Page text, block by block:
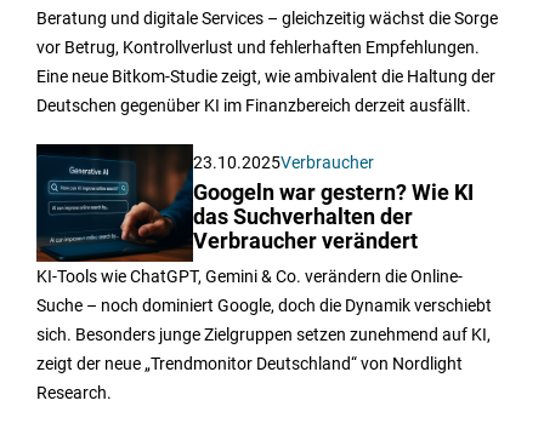
Beratung und digitale Services – gleichzeitig wächst die Sorge
vor Betrug, Kontrollverlust und fehlerhaften Empfehlungen.
Eine neue Bitkom-Studie zeigt, wie ambivalent die Haltung der
Deutschen gegenüber KI im Finanzbereich derzeit ausfällt.
23.10.2025Verbraucher
Googeln war gestern? Wie KI
das Suchverhalten der
Verbraucher verändert
KI-Tools wie ChatGPT, Gemini & Co. verändern die Online-
Suche – noch dominiert Google, doch die Dynamik verschiebt
sich. Besonders junge Zielgruppen setzen zunehmend auf KI,
zeigt der neue „Trendmonitor Deutschland“ von Nordlight
Research.